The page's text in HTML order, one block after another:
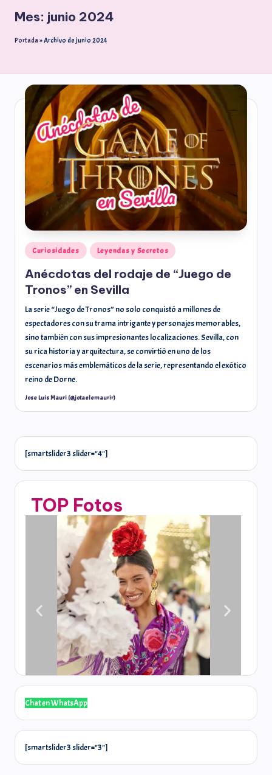
Mes: junio 2024
Portada»Archivo de junio 2024
Curiosidades Leyendas y Secretos
Anécdotas del rodaje de “Juego de
Tronos” en Sevilla
La serie “Juego de Tronos” no solo conquistó a millones de
espectadores con su trama intrigante y personajes memorables,
sino también con sus impresionantes localizaciones. Sevilla, con
su rica historia y arquitectura, se convirtió en uno de los
escenarios más emblemáticos de la serie, representando el exótico
reino de Dorne.
Jose Luis Mauri (@jotaelemaurir)
[smartslider3 slider="4"]
TOP Fotos
Chat en WhatsApp
[smartslider3 slider="3"]